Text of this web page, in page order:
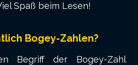
Spaß beim Lesen!
Bogey-Zahlen?
Begriff der Bogey-Zahl